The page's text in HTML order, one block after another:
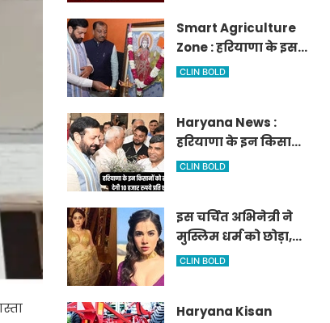
पुरस्कार-2027 के लिए
आवेदन
Smart Agriculture
Zone : हरियाणा के इस
जिले में दो हजार एकड़ में
CLIN BOLD
Haryana News :
हरियाणा के इन किसानों
को सरकार देगी 10 हजार
CLIN BOLD
इस चर्चित अभिनेत्री ने
मुस्लिम धर्म को छोड़ा,
नए नाम गीता भारद्वाज
CLIN BOLD
Haryana Kisan